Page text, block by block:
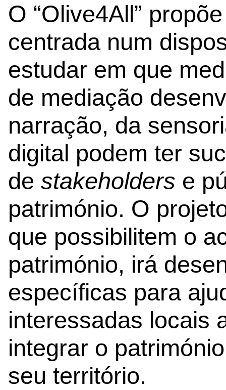
O “Olive4All”
centrada num
estudar em que
de mediação
narração, da
digital podem ter
de stakeholders e
património. O
que possibilitem o
património, irá
específicas para
interessadas locais
integrar o
seu território.